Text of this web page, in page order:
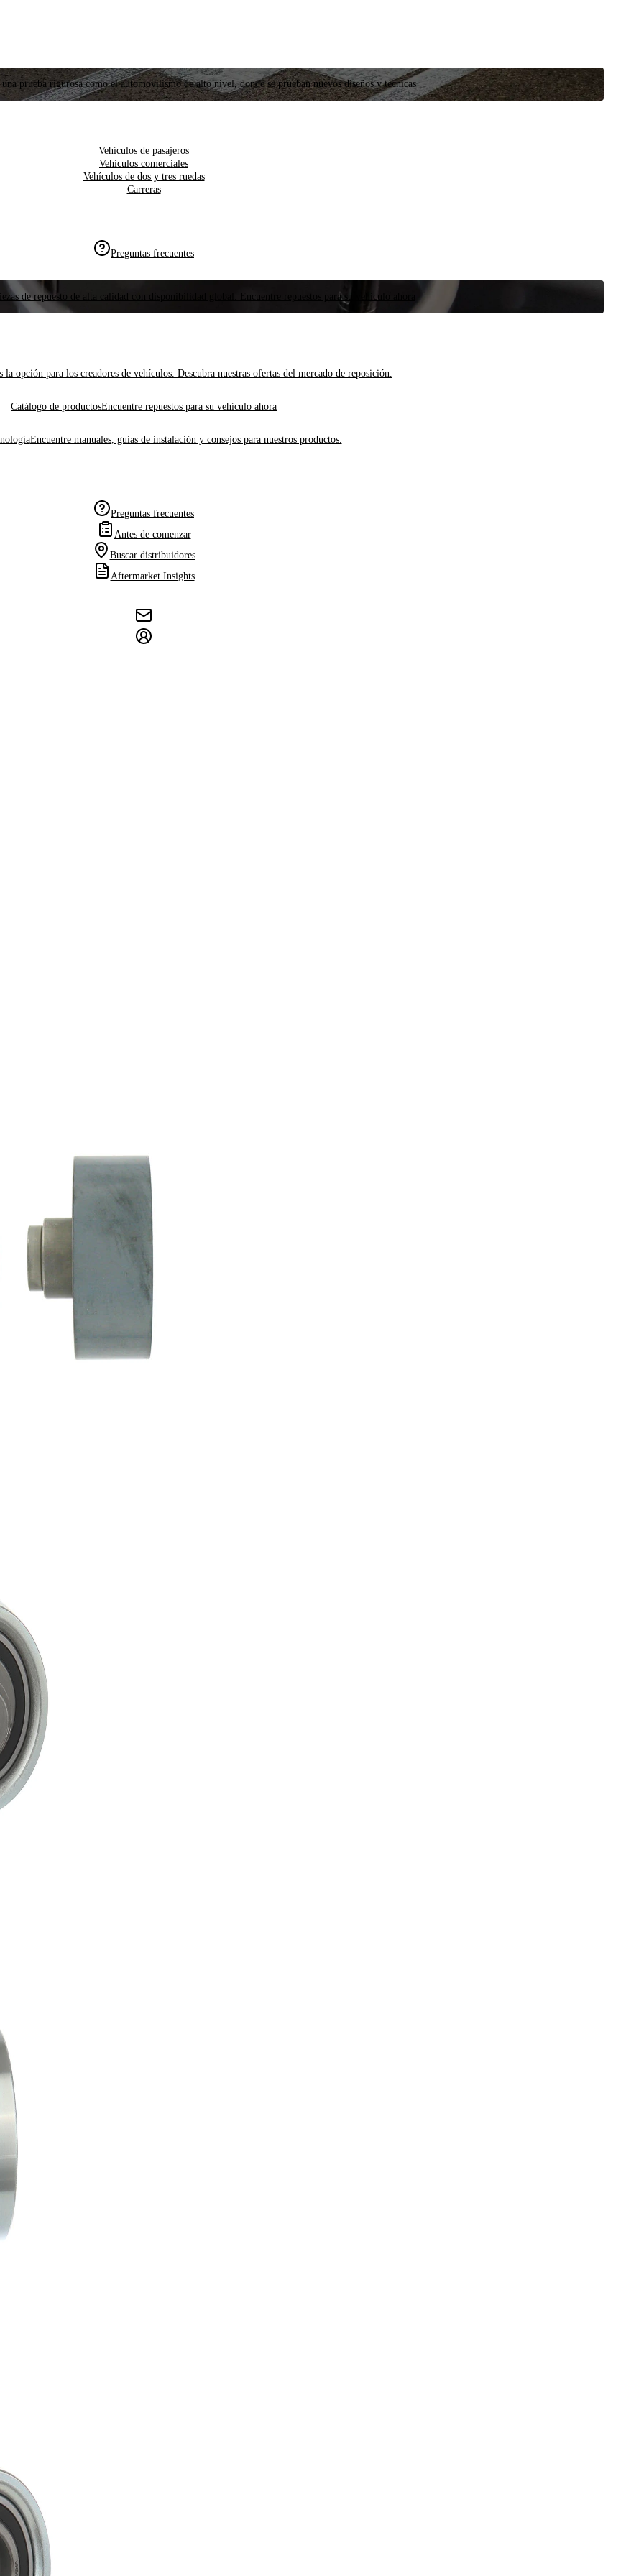
prueba rigurosa como el automovilismo de alto nivel, donde se prueban nuevos diseños y técnicas
Vehículos de pasajeros
Vehículos comerciales
Vehículos de dos y tres ruedas
Carreras
Preguntas frecuentes
de repuesto de alta calidad con disponibilidad global. Encuentre repuestos para su vehículo ahora
la opción para los creadores de vehículos. Descubra nuestras ofertas del mercado de reposición.
Catálogo de productosEncuentre repuestos para su vehículo ahora
Encuentre manuales, guías de instalación y consejos para nuestros productos.
Preguntas frecuentes
Antes de comenzar
Buscar distribuidores
Aftermarket Insights